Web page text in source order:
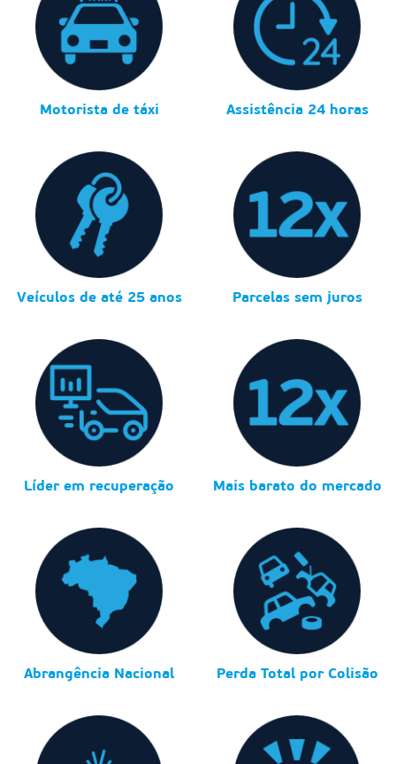
Motorista de táxi Assistência 24 horas
Veículos de até 25 anos Parcelas sem juros
Líder em recuperação Mais barato do mercado
Abrangência Nacional Perda Total por Colisão